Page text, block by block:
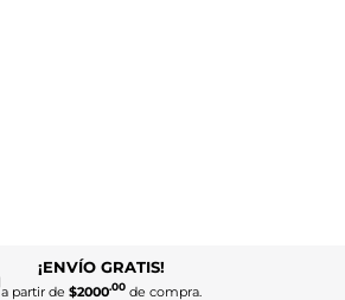
¡ENVÍO GRATIS!
a partir de $2000.00de compra.